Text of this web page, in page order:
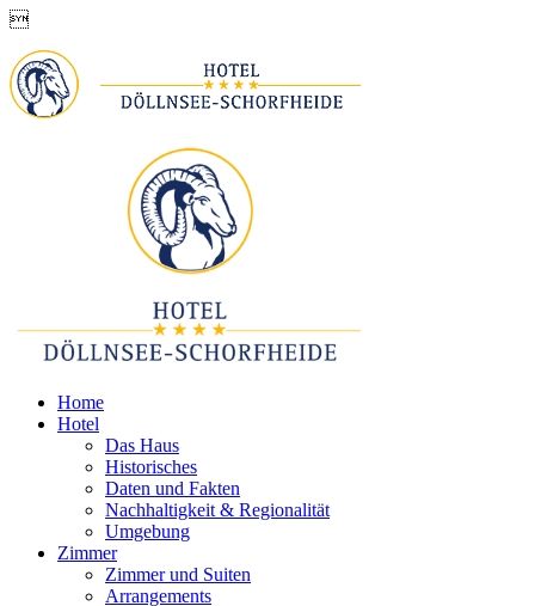

Home
Hotel
Das Haus
Historisches
Daten und Fakten
Nachhaltigkeit & Regionalität
Umgebung
Zimmer
Zimmer und Suiten
Arrangements